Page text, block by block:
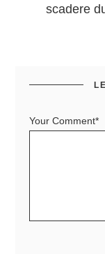
scadere
Your Comment*